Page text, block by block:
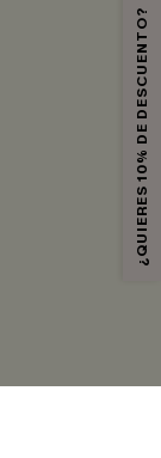
¿QUIERES 10% DE DESCUENTO?